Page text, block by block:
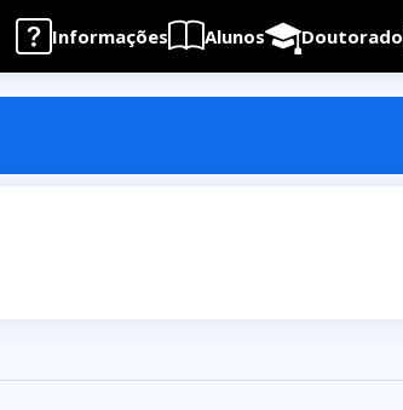
Informações Alunos Doutorado